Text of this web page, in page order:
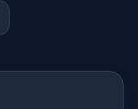
geschrieben